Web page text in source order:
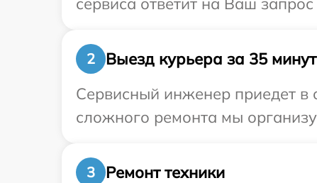
2
Выезд курьера за 35 минут
Сервисный инженер приедет в
сложного ремонта мы
3
Ремонт техники